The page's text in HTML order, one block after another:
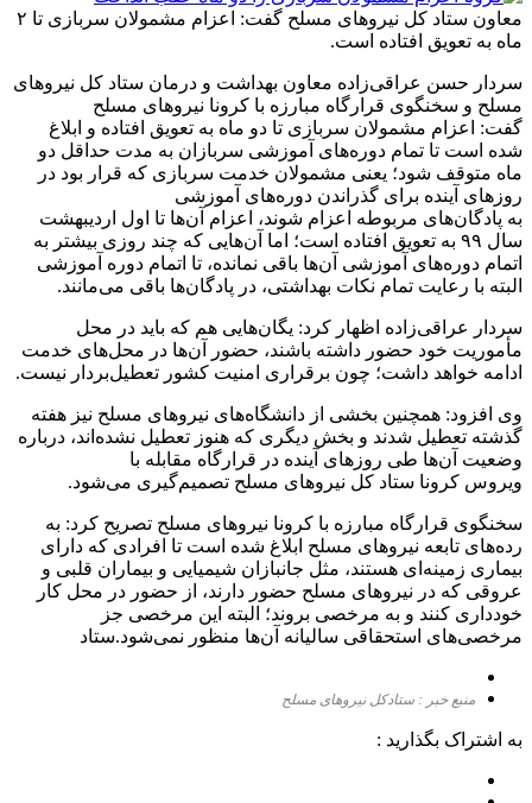
معاون ستاد کل نیروهای مسلح گفت: اعزام مشمولان سربازی تا ۲
ماه به تعویق افتاده است.
سردار حسن عراقی‌زاده معاون بهداشت و درمان ستاد کل نیروهای
مسلح و سخنگوی قرارگاه مبارزه با کرونا نیروهای مسلح
گفت: اعزام مشمولان سربازی تا دو ماه به تعویق افتاده و ابلاغ
شده است تا تمام دوره‌های آموزشی سربازان به مدت حداقل دو
ماه متوقف شود؛ یعنی مشمولان خدمت سربازی که قرار بود در
روزهای آینده برای گذراندن دوره‌های آموزشی
به پادگان‌های مربوطه اعزام شوند، اعزام آن‌ها تا اول اردیبهشت
سال ۹۹ به تعویق افتاده است؛ اما آن‌هایی که چند روزی بیشتر به
اتمام دوره‌های آموزشی آن‌ها باقی نمانده، تا اتمام دوره آموزشی
البته با رعایت تمام نکات بهداشتی، در پادگان‌ها باقی می‌مانند.
سردار عراقی‌زاده اظهار کرد: یگان‌هایی هم که باید در محل
مأموریت خود حضور داشته باشند، حضور آن‌ها در محل‌های خدمت
ادامه خواهد داشت؛ چون برقراری امنیت کشور تعطیل‌بردار نیست.
وی افزود: همچنین بخشی از دانشگاه‌های نیروهای مسلح نیز هفته
گذشته تعطیل شدند و بخش دیگری که هنوز تعطیل نشده‌اند، درباره
وضعیت آن‌ها طی روزهای آینده در قرارگاه مقابله با
ویروس کرونا ستاد کل نیروهای مسلح تصمیم‌گیری می‌شود.
سخنگوی قرارگاه مبارزه با کرونا نیروهای مسلح تصریح کرد: به
رده‌های تابعه نیروهای مسلح ابلاغ شده است تا افرادی که دارای
بیماری زمینه‌ای هستند، مثل جانبازان شیمیایی و بیماران قلبی و
عروقی که در نیروهای مسلح حضور دارند، از حضور در محل کار
خودداری کنند و به مرخصی بروند؛ البته این مرخصی جز
مرخصی‌های استحقاقی سالیانه آن‌ها منظور نمی‌شود.ستاد
منبع خبر : ستادکل نیروهای مسلح
به اشتراک بگذارید :